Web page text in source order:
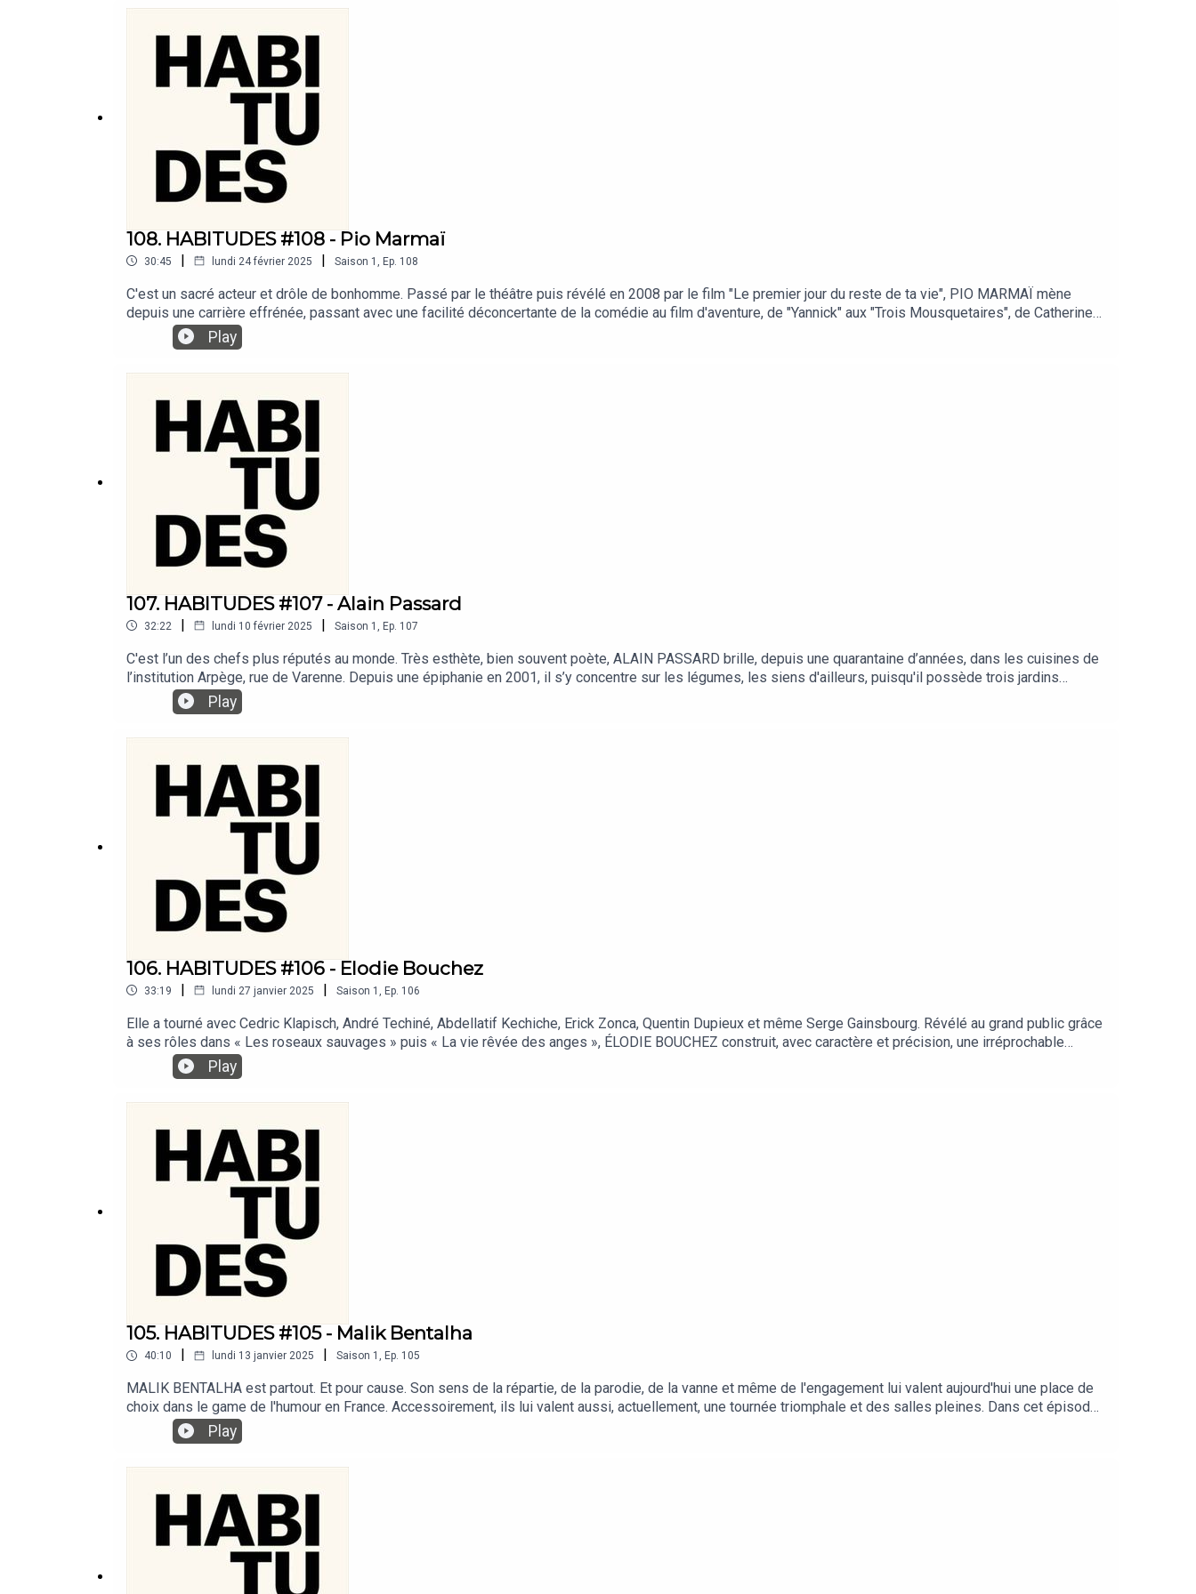
108. HABITUDES #108 - Pio Marmaï
30:45 | lundi 24 février 2025 | Saison 1 Ep. 108
C'est un sacré acteur et drôle de bonhomme. Passé par le théâtre puis révélé en 2008 par le film "Le premier jour du reste de ta vie", PIO MARMAÏ mène
depuis une carrière effrénée, passant avec une facilité déconcertante de la comédie au film d'aventure, de "Yannick" aux "Trois Mousquetaires", de Catherine
Corsini à Cedric Klapisch ou Pierre Salvadori. Dans cet épisode débordant d'énergie, l'acteur, actuellement à l'affiche de "L'attachement" de Carine Tardieu,
raconte un rapport aux vêtements nourri de souvenirs maternels et d'aventures débridées. Déguisements festifs, smokings cannois, sapes de motard... PIO
Play
107. HABITUDES #107 - Alain Passard
32:22 | lundi 10 février 2025 | Saison 1 , Ep. 107
C'est l’un des chefs plus réputés au monde. Très esthète, bien souvent poète, ALAIN PASSARD brille, depuis une quarantaine d’années, dans les cuisines de
l’institution Arpège, rue de Varenne. Depuis une épiphanie en 2001, il s’y concentre sur les légumes, les siens d'ailleurs, puisqu'il possède trois jardins
potagers, dans lesquels il oeuvre régulièrement.Dans cet épisode passionné et passionnant, ALAIN PASSARD raconte comment la tenue, impeccable, d'un
pâtissier, a fait naitre sa vocation au sortir de l’enfance. Il détaille ses premières toques, ses tenues de jardinier, et ses vêtements fétiches. Il raconte aussi
comment son changement radical de philosophie culinaire a fait évoluer son style, vers plus de luminosité et de légèreté. Régalez-vous!
Play
106. HABITUDES #106 - Elodie Bouchez
33:19 | lundi 27 janvier 2025 | Saison 1 , Ep. 106
Elle a tourné avec Cedric Klapisch, André Techiné, Abdellatif Kechiche, Erick Zonca, Quentin Dupieux et même Serge Gainsbourg. Révélé au grand public grâce
à ses rôles dans « Les roseaux sauvages » puis « La vie rêvée des anges », ÉLODIE BOUCHEZ construit, avec caractère et précision, une irréprochable
carrière. À l’affiche, avec Omar Sy, du prochain film d’Anne Le Ny « Dis-moi juste que tu m'aimes » (sortie le 19 février ), ÉLODIE BOUCHEZ raconte ici son
éducation aux fripes, ses extravagances de l’adolescence, sa souffrance en corset, ses souvenirs de tapis rouge et une foule d’autres choses.
Play
105. HABITUDES #105 - Malik Bentalha
40:10 | lundi 13 janvier 2025 | Saison 1 , Ep. 105
MALIK BENTALHA est partout. Et pour cause. Son sens de la répartie, de la parodie, de la vanne et même de l'engagement lui valent aujourd'hui une place de
choix dans le game de l'humour en France. Accessoirement, ils lui valent aussi, actuellement, une tournée triomphale et des salles pleines. Dans cet épisode
précis et nostalgique, MALIK BENTALHA raconte un apprentissage vestimentaire marqué par le foot, le hip-hop, les complexes physiques et des idoles
stylistiques de légende, de Jamel Debbouze à Biggy en passant par 2Pac et Zinédine Zidane. Accessoirement, il répond aussi à une question clé : comment
s'habiller sur scène?
Play